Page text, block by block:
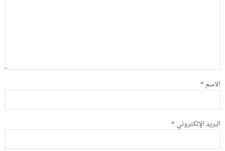
الاسم *
البريد الإلكتروني *